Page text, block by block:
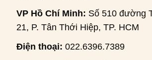
VP Hồ Chí Minh: Số 510 đường
21, P. Tân Thới Hiệp, TP. HCM
Điện thoại: 022.6396.7389